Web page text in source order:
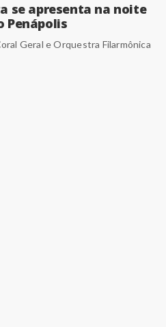
se apresenta na noite
Penápolis
Geral e Orquestra Filarmônica